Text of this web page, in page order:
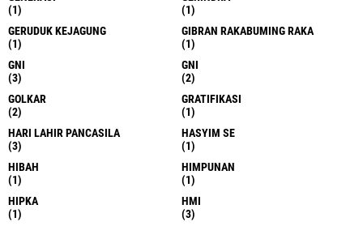
(1)
(1)
GERUDUK KEJAGUNG
(1)
GIBRAN RAKABUMING RAKA
(1)
GNI
(3)
GNI
(2)
GOLKAR
(2)
GRATIFIKASI
(1)
HARI LAHIR PANCASILA
(3)
HASYIM SE
(1)
HIBAH
(1)
HIMPUNAN
(1)
HIPKA
(1)
HMI
(3)